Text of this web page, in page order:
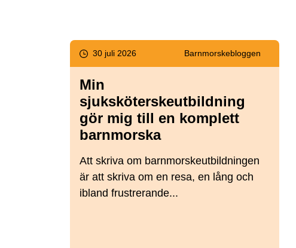
30 juli 2026 Barnmorske­bloggen
Min
sjuksköterskeutbildning
gör mig till en komplett
barnmorska
Att skriva om barnmorskeutbildningen
är att skriva om en resa, en lång och
ibland frustrerande...